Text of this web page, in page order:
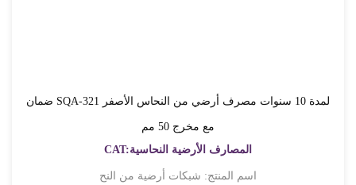
ضمان SQA-321 لمدة 10 سنوات مصرف أرضي من النحاس الأصفر
مع مخرج 50 مم
CAT:المصارف الأرضية النحاسية
اسم المنتج: شبكات أرضية من النح